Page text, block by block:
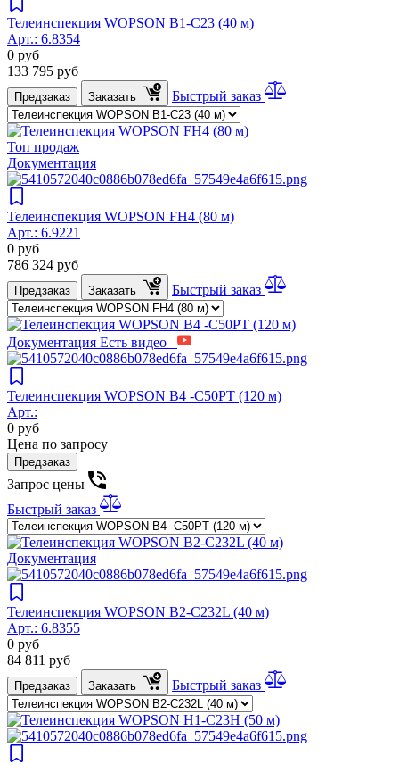
Телеинспекция WOPSON B1-C23 (40 м)
Арт.: 6.8354
0 руб
133 795 руб
Предзаказ Заказать Быстрый заказ
Топ продаж
Документация
Телеинспекция WOPSON FH4 (80 м)
Арт.: 6.9221
0 руб
786 324 руб
Предзаказ Заказать Быстрый заказ
Документация Есть видео
Телеинспекция WOPSON B4 -C50PT (120 м)
Арт.:
0 руб
Цена по запросу
Предзаказ
Запрос цены
Быстрый заказ
Документация
Телеинспекция WOPSON B2-C232L (40 м)
Арт.: 6.8355
0 руб
84 811 руб
Предзаказ Заказать Быстрый заказ